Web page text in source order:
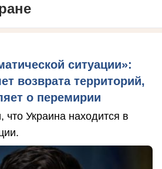
ситуации»:
возврата территорий,
о перемирии
Украина находится в